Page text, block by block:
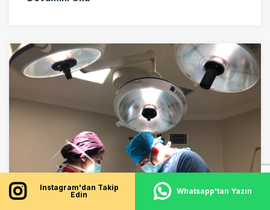
Instagram'dan Takip
Edin
Whatsapp'tan Yazın